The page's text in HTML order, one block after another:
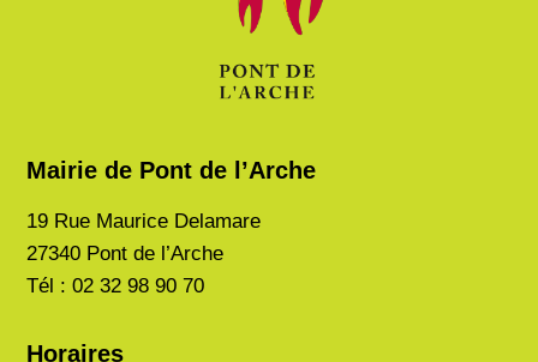
Mairie de Pont de l’Arche
19 Rue Maurice Delamare
27340 Pont de l’Arche
Tél : 02 32 98 90 70
Horaires